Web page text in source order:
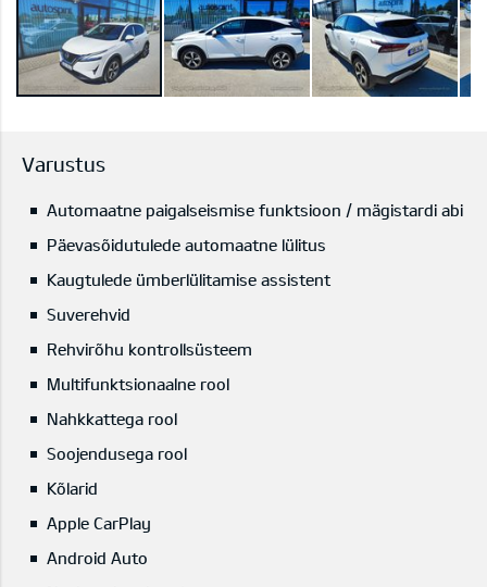
Varustus
Automaatne paigalseismise funktsioon / mägistardi abi
Päevasõidutulede automaatne lülitus
Kaugtulede ümberlülitamise assistent
Suverehvid
Rehvirõhu kontrollsüsteem
Multifunktsionaalne rool
Nahkkattega rool
Soojendusega rool
Kõlarid
Apple CarPlay
Android Auto